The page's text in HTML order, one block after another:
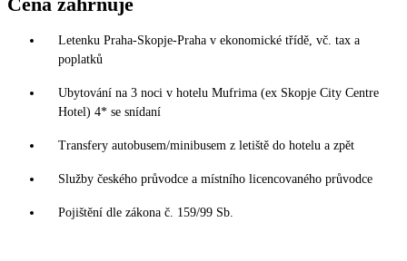
Letenku Praha-Skopje-Praha v ekonomické třídě, vč. tax a
poplatků
Ubytování na 3 noci v hotelu Mufrima (ex Skopje City Centre
Hotel) 4* se snídaní
Transfery autobusem/minibusem z letiště do hotelu a zpět
Služby českého průvodce a místního licencovaného průvodce
Pojištění dle zákona č. 159/99 Sb.